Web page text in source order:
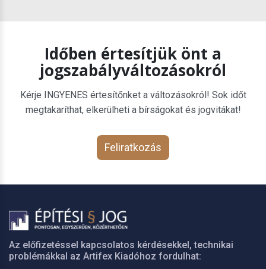
Időben értesítjük önt a
jogszabályváltozásokról
Kérje INGYENES értesítőnket a változásokról! Sok időt
megtakaríthat, elkerülheti a bírságokat és jogvitákat!
Feliratkozás
Az előfizetéssel kapcsolatos kérdésekkel, technikai
problémákkal az Artifex Kiadóhoz fordulhat: